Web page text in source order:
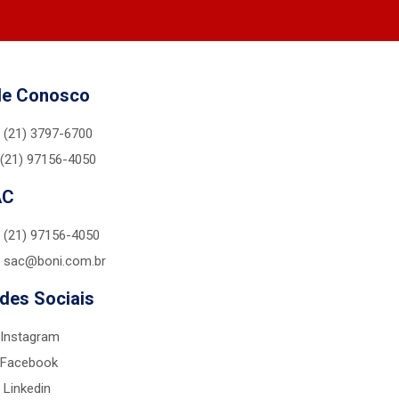
Conosco
(21) 3797-6700
(21) 97156-4050
(21) 97156-4050
sac@boni.com.br
Sociais
Instagram
Facebook
Linkedin